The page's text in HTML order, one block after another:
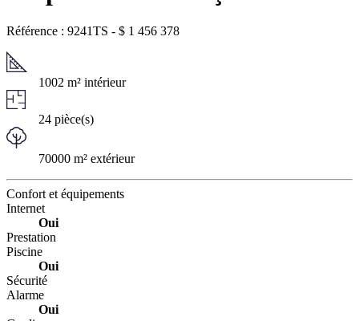
Référence : 9241TS - $ 1 456 378
1002 m² intérieur
24 pièce(s)
70000 m² extérieur
Confort et équipements
Internet
Oui
Prestation
Piscine
Oui
Sécurité
Alarme
Oui